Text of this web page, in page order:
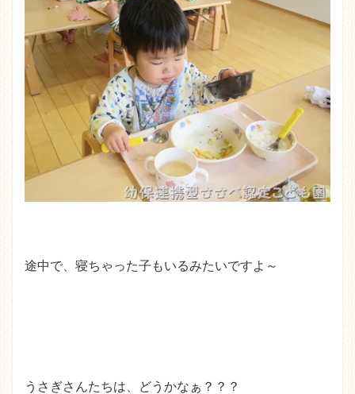
途中で、寝ちゃった子もいるみたいですよ～
うさぎさんたちは、どうかなぁ？？？